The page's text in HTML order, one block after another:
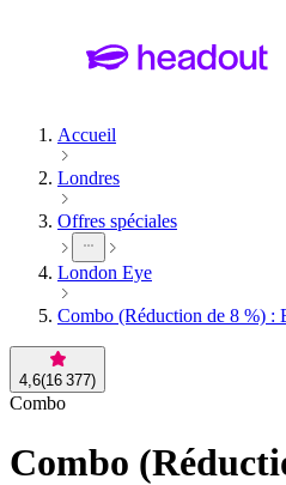
Accueil
Londres
Offres spéciales
London Eye
Combo (Réduction de 8 %) :
4,6(16 377)
Combo
Combo